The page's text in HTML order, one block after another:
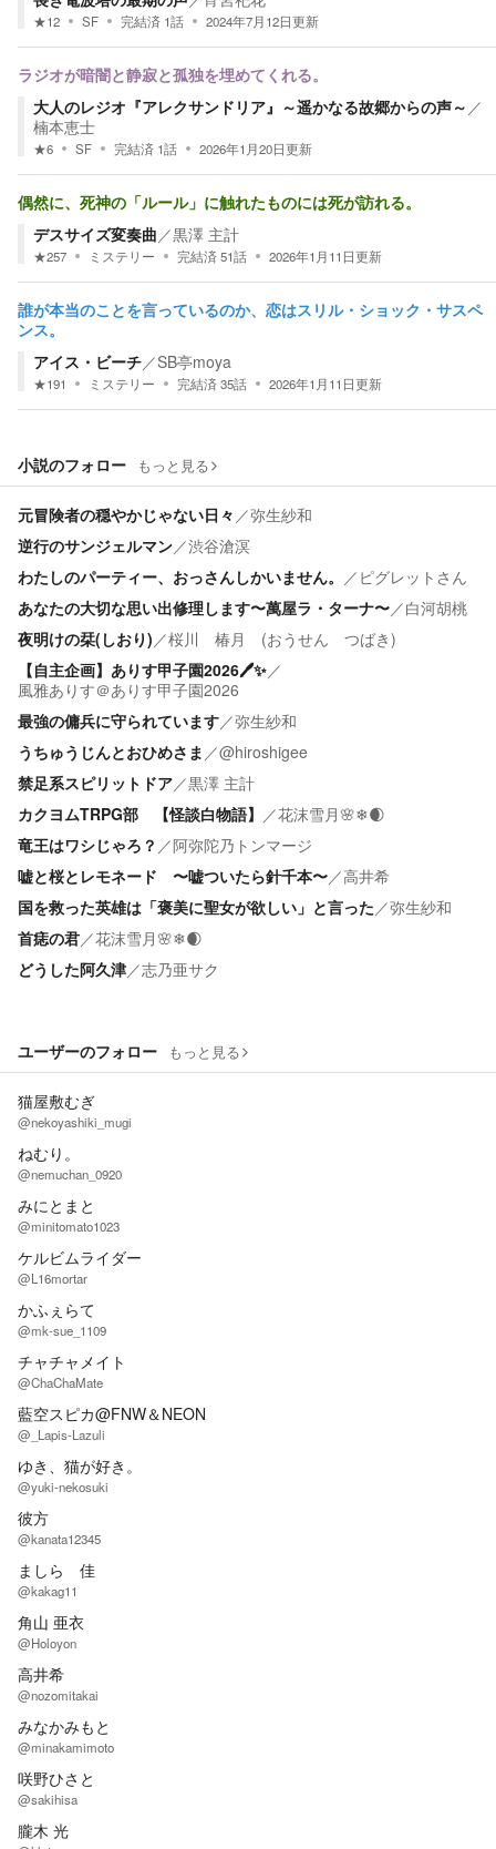
★12 SF 完結済 1話 2024年7月12日更新
ラジオが暗闇と静寂と孤独を埋めてくれる。
大人のレジオ『アレクサンドリア』～遥かなる故郷からの声～ ／
楠本恵士
★6 SF 完結済 1話 2026年1月20日更新
偶然に、死神の「ルール」に触れたものには死が訪れる。
デスサイズ変奏曲／黒澤 主計
★257 ミステリー 完結済51話 2026年1月11日更新
誰が本当のことを言っているのか、恋はスリル・ショック・サスペ
ンス。
アイス・ビーチ／SB亭moya
★191 ミステリー 完結済35話 2026年1月11日更新
小説のフォロー もっと見る
元冒険者の穏やかじゃない日々 ／弥生紗和
逆行のサンジェルマン／渋谷滄溟
わたしのパーティー、おっさんしかいません。 ／ ピグレットさん
あなたの大切な思い出修理します〜萬屋ラ・ターナ〜／白河胡桃
夜明けの栞(しおり)／桜川 椿月 (おうせん つばき)
【自主企画】ありす甲子園2026🖊✨／
風雅ありす＠ありす甲子園2026
最強の傭兵に守られています／弥生紗和
うちゅうじんとおひめさま ／@hiroshigee
禁足系スピリットドア／黒澤 主計
カクヨムTRPG部 【怪談白物語】 ／花沫雪月🌸❄🌒
竜王はワシじゃろ？ ／阿弥陀乃トンマージ
嘘と桜とレモネード 〜嘘ついたら針千本〜／高井希
国を救った英雄は「褒美に聖女が欲しい」と言った／弥生紗和
首痣の君／花沫雪月🌸❄🌒
どうした阿久津／志乃亜サク
ユーザーのフォロー もっと見る
猫屋敷むぎ
@nekoyashiki_mugi
ねむり。
@nemuchan_0920
みにとまと
@minitomato1023
ケルビムライダー
@L16mortar
かふぇらて
@mk-sue_1109
チャチャメイト
@ChaChaMate
藍空スピカ@FNW＆NEON
@_Lapis-Lazuli
ゆき、猫が好き。
@yuki-nekosuki
彼方
@kanata12345
ましら 佳
@kakag11
角山 亜衣
@Holoyon
高井希
@nozomitakai
みなかみもと
@minakamimoto
咲野ひさと
@sakihisa
朧木 光